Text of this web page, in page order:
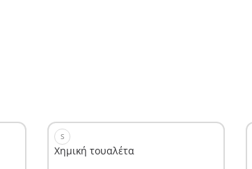
S
Χημική τουαλέτα